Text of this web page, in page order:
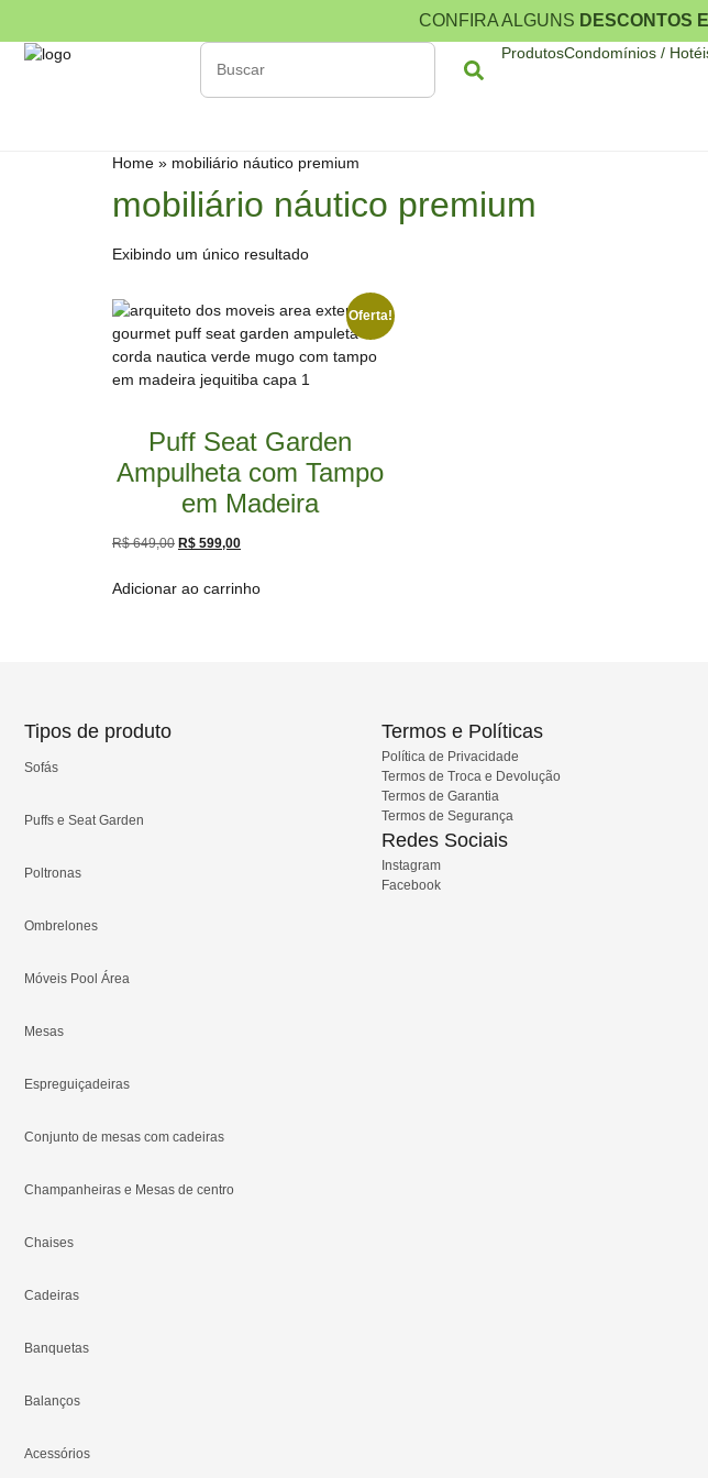
CONFIRA ALGUNS DESCONTOS
ProdutosCondomínios /
Home » mobiliário náutico premium
mobiliário náutico premium
Exibindo um único resultado
Oferta!
Puff Seat Garden
Ampulheta com Tampo
em Madeira
R$649,00 R$ 599,00
Adicionar ao carrinho
Tipos de produto
Sofás
Puffs e Seat Garden
Poltronas
Ombrelones
Móveis Pool Área
Mesas
Espreguiçadeiras
Conjunto de mesas com cadeiras
Champanheiras e Mesas de centro
Chaises
Cadeiras
Banquetas
Balanços
Acessórios
Termos e Políticas
Política de Privacidade
Termos de Troca e Devolução
Termos de Garantia
Termos de Segurança
Redes Sociais
Instagram
Facebook